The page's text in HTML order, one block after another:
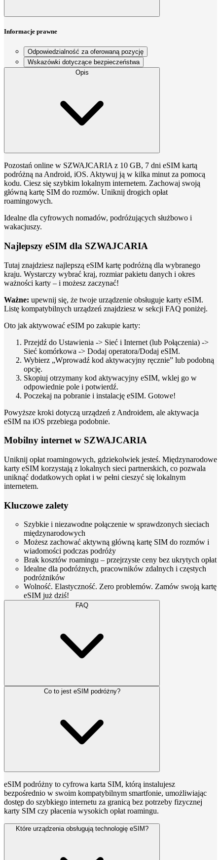
Informacje prawne
Odpowiedzialność za oferowaną pozycję
Wskazówki dotyczące bezpieczeństwa
Opis
Pozostań online w SZWAJCARIA z 10 GB, 7 dni eSIM kartą
podróżną na Android, iOS. Aktywuj ją w kilka minut za pomocą
kodu. Ciesz się szybkim lokalnym internetem. Zachowaj swoją
główną kartę SIM do rozmów. Uniknij drogich opłat
roamingowych.
Idealne dla cyfrowych nomadów, podróżujących służbowo i
wakacjuszy.
Najlepszy eSIM dla SZWAJCARIA
Tutaj znajdziesz najlepszą eSIM kartę podróżną dla wybranego
kraju. Wystarczy wybrać kraj, rozmiar pakietu danych i okres
ważności karty – i możesz zaczynać!
Ważne: upewnij się, że twoje urządzenie obsługuje karty eSIM.
Listę kompatybilnych urządzeń znajdziesz w sekcji FAQ poniżej.
Oto jak aktywować eSIM po zakupie karty:
Przejdź do Ustawienia -> Sieć i Internet (lub Połączenia) ->
Sieć komórkowa -> Dodaj operatora/Dodaj eSIM.
Wybierz „Wprowadź kod aktywacyjny ręcznie” lub podobną
opcję.
Skopiuj otrzymany kod aktywacyjny eSIM, wklej go w
odpowiednie pole i potwierdź.
Poczekaj na pobranie i instalację eSIM. Gotowe!
Powyższe kroki dotyczą urządzeń z Androidem, ale aktywacja
eSIM na iOS przebiega podobnie.
Mobilny internet w SZWAJCARIA
Uniknij opłat roamingowych, gdziekolwiek jesteś. Międzynarodowe
karty eSIM korzystają z lokalnych sieci partnerskich, co pozwala
uniknąć dodatkowych opłat i w pełni cieszyć się lokalnym
internetem.
Kluczowe zalety
Szybkie i niezawodne połączenie w sprawdzonych sieciach
międzynarodowych
Możesz zachować aktywną główną kartę SIM do rozmów i
wiadomości podczas podróży
Brak kosztów roamingu – przejrzyste ceny bez ukrytych opłat
Idealne dla podróżnych, pracowników zdalnych i częstych
podróżników
Wolność. Elastyczność. Zero problemów. Zamów swoją kartę
eSIM już dziś!
FAQ
Co to jest eSIM podróżny?
eSIM podróżny to cyfrowa karta SIM, którą instalujesz
bezpośrednio w swoim kompatybilnym smartfonie, umożliwiając
dostęp do szybkiego internetu za granicą bez potrzeby fizycznej
karty SIM czy płacenia wysokich opłat roamingu.
Które urządzenia obsługują technologię eSIM?